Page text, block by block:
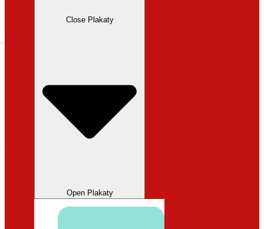
Close Plakaty
Open Plakaty